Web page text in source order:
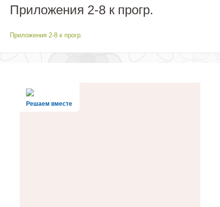
Приложения 2-8 к прогр.
Приложения 2-8 к прогр.
Решаем вместе